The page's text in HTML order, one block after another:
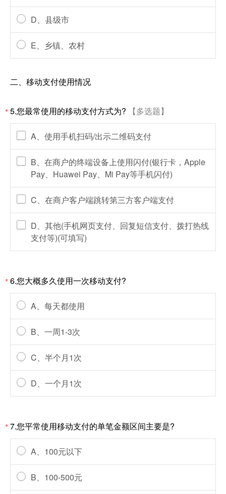
D、县级市
E、乡镇、农村
二、移动支付使用情况
*5.您最常使用的移动支付方式为? 【多选题】
A、使用手机扫码/出示二维码支付
B、在商户的终端设备上使用闪付(银行卡，Apple
Pay、Huawei Pay、Mi Pay等手机闪付)
C、在商户客户端跳转第三方客户端支付
D、其他(手机网页支付、回复短信支付、拨打热线
支付等)(可填写)
*6.您大概多久使用一次移动支付?
A、每天都使用
B、一周1-3次
C、半个月1次
D、一个月1次
*7.您平常使用移动支付的单笔金额区间主要是?
A、100元以下
B、100-500元